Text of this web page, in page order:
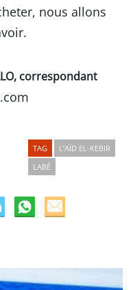
nous allons
correspondant
TAG
L’AÏD EL-KEBIR
LABÉ